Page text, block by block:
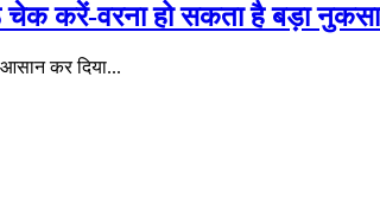
करें-वरना हो सकता है बड़ा
कर दिया...